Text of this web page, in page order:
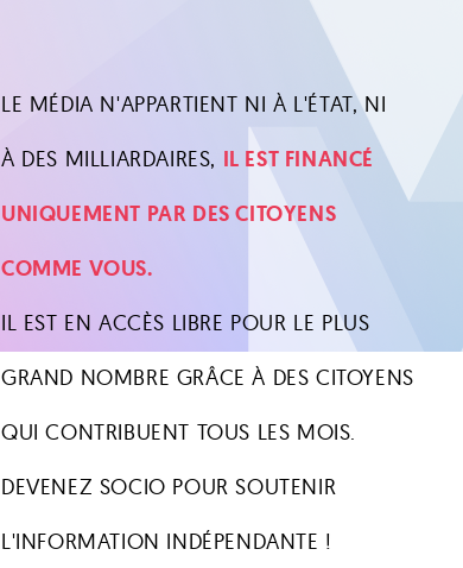
LE MÉDIA N'APPARTIENT NI À L'ÉTAT, NI
À DES MILLIARDAIRES, IL EST FINANCÉ
UNIQUEMENT PAR DES CITOYENS
COMME VOUS.
IL EST EN ACCÈS LIBRE POUR LE PLUS
GRAND NOMBRE GRÂCE À DES CITOYENS
QUI CONTRIBUENT TOUS LES MOIS.
DEVENEZ SOCIO POUR SOUTENIR
L'INFORMATION INDÉPENDANTE !